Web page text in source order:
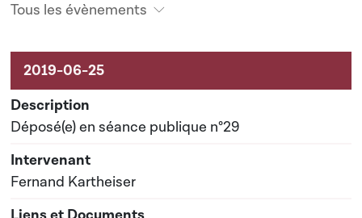
Tous les évènements
Activités liées au dossier
Déposé(e) en séance publique n°29
Fernand Kartheiser